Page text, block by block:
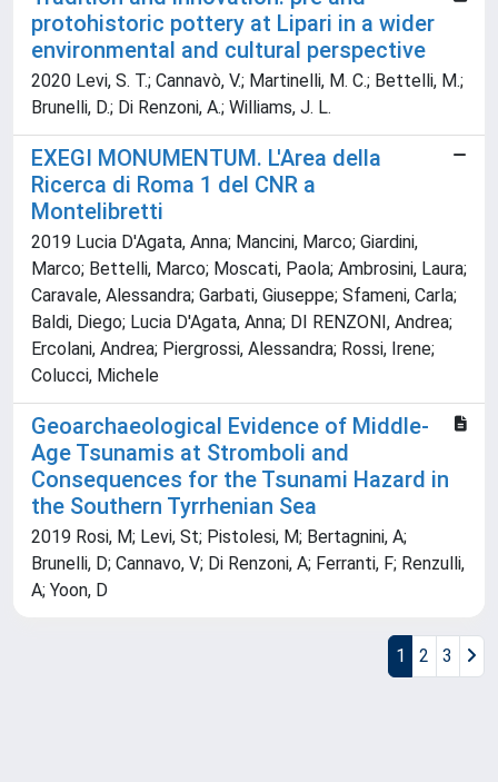
protohistoric pottery at Lipari in a wider
environmental and cultural perspective
2020 Levi, S. T.; Cannavò, V.; Martinelli, M. C.; Bettelli, M.;
Brunelli, D.; Di Renzoni, A.; Williams, J. L.
EXEGI MONUMENTUM. L'Area della
Ricerca di Roma 1 del CNR a
Montelibretti
2019 Lucia D'Agata, Anna; Mancini, Marco; Giardini,
Marco; Bettelli, Marco; Moscati, Paola; Ambrosini, Laura;
Caravale, Alessandra; Garbati, Giuseppe; Sfameni, Carla;
Baldi, Diego; Lucia D'Agata, Anna; DI RENZONI, Andrea;
Ercolani, Andrea; Piergrossi, Alessandra; Rossi, Irene;
Colucci, Michele
Geoarchaeological Evidence of Middle-
Age Tsunamis at Stromboli and
Consequences for the Tsunami Hazard in
the Southern Tyrrhenian Sea
2019 Rosi, M; Levi, St; Pistolesi, M; Bertagnini, A;
Brunelli, D; Cannavo, V; Di Renzoni, A; Ferranti, F; Renzulli,
A; Yoon, D
1 2 3